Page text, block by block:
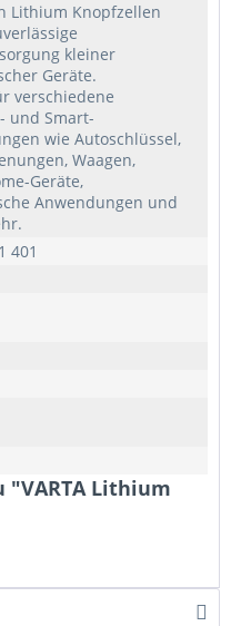
Lithium Knopfzellen
kleiner
Geräte.
verschiedene
und Smart-
wie Autoschlüssel,
Waagen,
Geräte,
Anwendungen und
401
Lithium